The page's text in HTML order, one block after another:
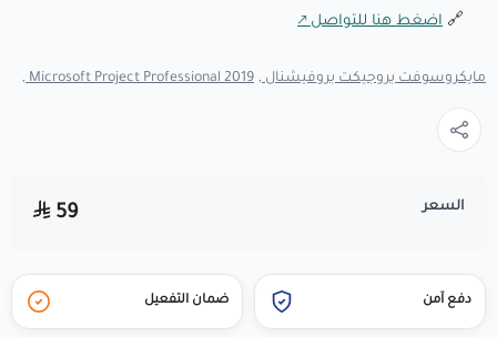
🔗 اضغط هنا للتواصل
مايكروسوفت بروجيكت بروفيشنال , Microsoft Project Professional 2019 ,
السعر 59
دفع آمن ضمان التفعيل